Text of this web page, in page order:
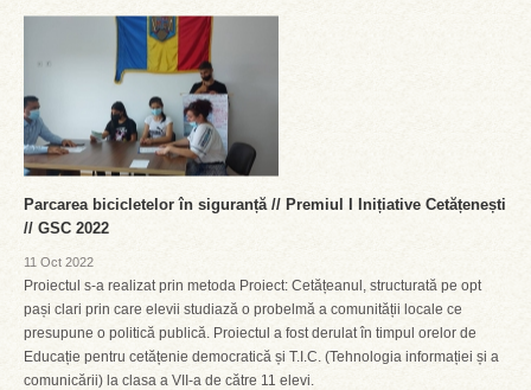
Parcarea bicicletelor în siguranță // Premiul I Inițiative Cetățenești
// GSC 2022
11 Oct 2022
Proiectul s-a realizat prin metoda Proiect: Cetățeanul, structurată pe opt
pași clari prin care elevii studiază o probelmă a comunității locale ce
presupune o politică publică. Proiectul a fost derulat în timpul orelor de
Educație pentru cetățenie democratică și T.I.C. (Tehnologia informației și a
comunicării) la clasa a VII-a de către 11 elevi.